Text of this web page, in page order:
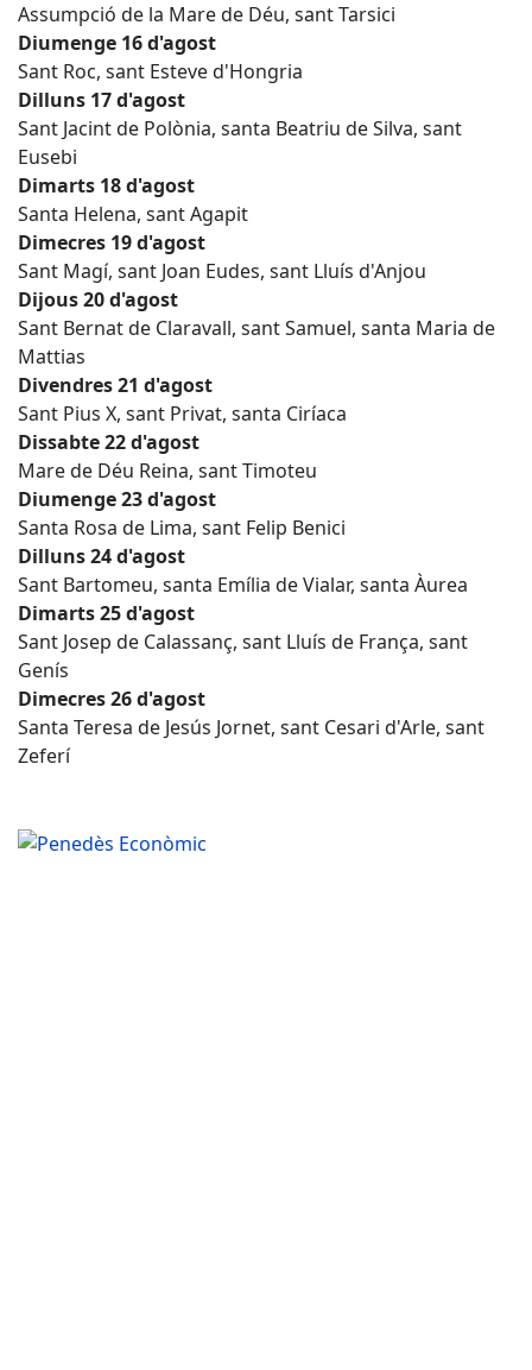
Assumpció de la Mare de Déu, sant Tarsici
Diumenge 16 d'agost
Sant Roc, sant Esteve d'Hongria
Dilluns 17 d'agost
Sant Jacint de Polònia, santa Beatriu de Silva, sant
Eusebi
Dimarts 18 d'agost
Santa Helena, sant Agapit
Dimecres 19 d'agost
Sant Magí, sant Joan Eudes, sant Lluís d'Anjou
Dijous 20 d'agost
Sant Bernat de Claravall, sant Samuel, santa Maria de
Mattias
Divendres 21 d'agost
Sant Pius X, sant Privat, santa Ciríaca
Dissabte 22 d'agost
Mare de Déu Reina, sant Timoteu
Diumenge 23 d'agost
Santa Rosa de Lima, sant Felip Benici
Dilluns 24 d'agost
Sant Bartomeu, santa Emília de Vialar, santa Àurea
Dimarts 25 d'agost
Sant Josep de Calassanç, sant Lluís de França, sant
Genís
Dimecres 26 d'agost
Santa Teresa de Jesús Jornet, sant Cesari d'Arle, sant
Zeferí